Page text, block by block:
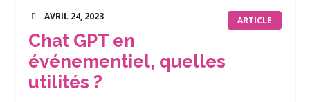
ARTICLE
AVRIL 24, 2023
Chat GPT en
événementiel, quelles
utilités ?